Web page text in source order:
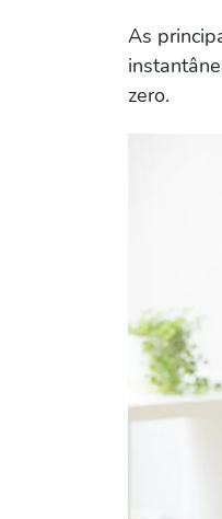
As
zero.